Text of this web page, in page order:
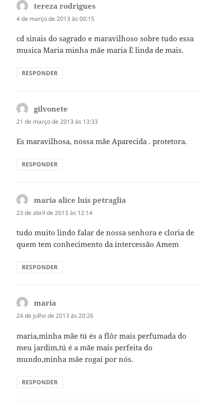
tereza rodrigues
4 de março de 2013 às 00:15
cd sinais do sagrado e maravilhoso sobre tudo essa
musica Maria minha mãe maria È linda de mais.
RESPONDER
gilvonete
21 de março de 2013 às 13:33
Es maravilhosa, nossa mãe Aparecida . protetora.
RESPONDER
maria alice luis petraglia
23 de abril de 2013 às 12:14
tudo muito lindo falar de nossa senhora e cloria de
quem tem conhecimento da intercessão Amem
RESPONDER
maria
24 de julho de 2013 às 20:26
maria,minha mãe tú és a flôr mais perfumada do
meu jardim,tú é a mãe mais perfeita do
mundo,minha mãe rogai por nós.
RESPONDER